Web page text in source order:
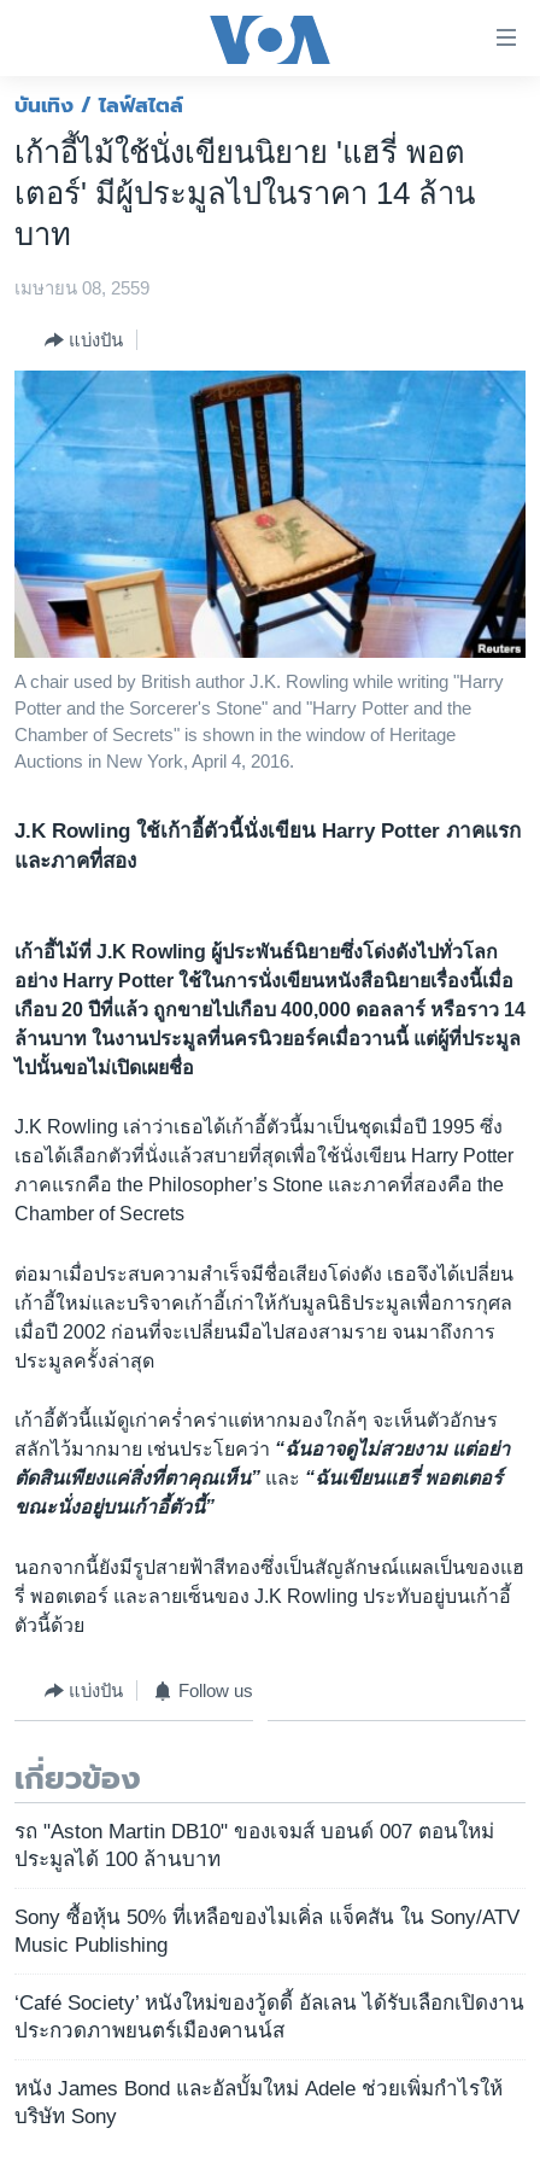
ต่อ
ข้าม
ไป
เนื้อหา
หลัก
ไป
ข้าม
การ
ค้นหา
หน้าหลัก
โลก
เอเชีย
ไทย
ธุรกิจ
วิทยาศาสตร์
สังคมและสุขภาพ
ไลฟ์สไตล์
ตรวจสอบข่าว
เรียนรู้ภาษาอังกฤษ
พอดคาสต์
ติดตามเรา
บันเทิง / ไลฟ์สไตล์
เก้าอี้ไม้ใช้นั่งเขียนนิยาย 'แฮรี่ พอต
เตอร์' มีผู้ประมูลไปในราคา 14 ล้าน
บาท
เมษายน 08, 2559
แบ่งปัน
A chair used by British author J.K. Rowling while writing "Harry
Potter and the Sorcerer's Stone" and "Harry Potter and the
Chamber of Secrets" is shown in the window of Heritage
Auctions in New York, April 4, 2016.
J.K Rowling ใช้เก้าอี้ตัวนี้นั่งเขียน Harry Potter ภาคแรก
และภาคที่สอง
เก้าอี้ไม้ที่ J.K Rowling ผู้ประพันธ์นิยายซึ่งโด่งดังไปทั่วโลก
อย่าง Harry Potter ใช้ในการนั่งเขียนหนังสือนิยายเรื่องนี้เมื่อ
เกือบ 20 ปีที่แล้ว ถูกขายไปเกือบ 400,000 ดอลลาร์ หรือราว 14
ล้านบาท ในงานประมูลที่นครนิวยอร์คเมื่อวานนี้ แต่ผู้ที่ประมูล
ไปนั้นขอไม่เปิดเผยชื่อ
J.K Rowling เล่าว่าเธอได้เก้าอี้ตัวนี้มาเป็นชุดเมื่อปี 1995 ซึ่ง
เธอได้เลือกตัวที่นั่งแล้วสบายที่สุดเพื่อใช้นั่งเขียน Harry Potter
ภาคแรกคือ the Philosopher’s Stone และภาคที่สองคือ the
Chamber of Secrets
ต่อมาเมื่อประสบความสำเร็จมีชื่อเสียงโด่งดัง เธอจึงได้เปลี่ยน
เก้าอี้ใหม่และบริจาคเก้าอี้เก่าให้กับมูลนิธิประมูลเพื่อการกุศล
เมื่อปี 2002 ก่อนที่จะเปลี่ยนมือไปสองสามราย จนมาถึงการ
ประมูลครั้งล่าสุด
เก้าอี้ตัวนี้แม้ดูเก่าคร่ำคร่าแต่หากมองใกล้ๆ จะเห็นตัวอักษร
สลักไว้มากมาย เช่นประโยคว่า “ฉันอาจดูไม่สวยงาม แต่อย่า
ตัดสินเพียงแค่สิ่งที่ตาคุณเห็น” และ “ฉันเขียนแฮรี่ พอตเตอร์
ขณะนั่งอยู่บนเก้าอี้ตัวนี้”
นอกจากนี้ยังมีรูปสายฟ้าสีทองซึ่งเป็นสัญลักษณ์แผลเป็นของแฮ
รี่ พอตเตอร์ และลายเซ็นของ J.K Rowling ประทับอยู่บนเก้าอี้
ตัวนี้ด้วย
แบ่งปัน Follow us
เกี่ยวข้อง
รถ "Aston Martin DB10" ของเจมส์ บอนด์ 007 ตอนใหม่
ประมูลได้ 100 ล้านบาท
Sony ซื้อหุ้น 50% ที่เหลือของไมเคิ่ล แจ็คสัน ใน Sony/ATV
Music Publishing
‘Café Society’ หนังใหม่ของวู้ดดี้ อัลเลน ได้รับเลือกเปิดงาน
ประกวดภาพยนตร์เมืองคานน์ส
หนัง James Bond และอัลบั้มใหม่ Adele ช่วยเพิ่มกำไรให้
บริษัท Sony